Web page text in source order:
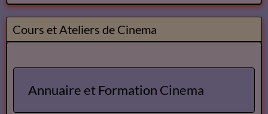
Cours et Ateliers de Cinema
Annuaire et Formation Cinema